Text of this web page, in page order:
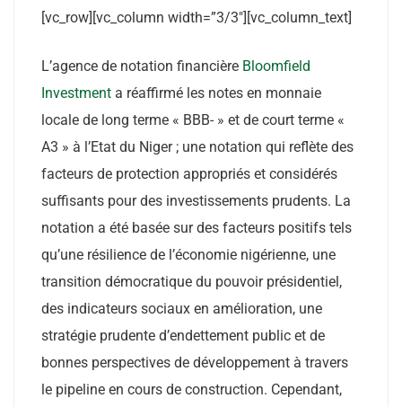
[vc_row][vc_column width=”3/3″][vc_column_text]
L’agence de notation financière Bloomfield
Investment a réaffirmé les notes en monnaie
locale de long terme « BBB- » et de court terme «
A3 » à l’Etat du Niger ; une notation qui reflète des
facteurs de protection appropriés et considérés
suffisants pour des investissements prudents. La
notation a été basée sur des facteurs positifs tels
qu’une résilience de l’économie nigérienne, une
transition démocratique du pouvoir présidentiel,
des indicateurs sociaux en amélioration, une
stratégie prudente d’endettement public et de
bonnes perspectives de développement à travers
le pipeline en cours de construction. Cependant,